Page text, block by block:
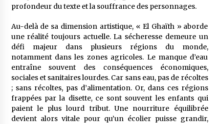
profondeur du texte et la souffrance des personnages.
Au-delà de sa dimension artistique, « El Ghaïth » aborde
une réalité toujours actuelle. La sécheresse demeure un
défi majeur dans plusieurs régions du monde,
notamment dans les zones agricoles. Le manque d’eau
entraîne souvent des conséquences économiques,
sociales et sanitaires lourdes. Car sans eau, pas de récoltes
; sans récoltes, pas d’alimentation. Or, dans ces régions
frappées par la disette, ce sont souvent les enfants qui
paient le plus lourd tribut. Une nourriture équilibrée
devient alors vitale pour qu’un écolier puisse grandir,